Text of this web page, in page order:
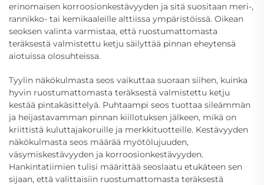
erinomaisen korroosionkestävyyden ja sitä suositaan meri-,
rannikko- tai kemikaaleille alttiissa ympäristöissä. Oikean
seoksen valinta varmistaa, että ruostumattomasta
teräksestä valmistettu ketju säilyttää pinnan eheytensä
aiotuissa olosuhteissa.
Tyylin näkökulmasta seos vaikuttaa suoraan siihen, kuinka
hyvin ruostumattomasta teräksestä valmistettu ketju
kestää pintakäsittelyä. Puhtaampi seos tuottaa sileämmän
ja heijastavamman pinnan kiillotuksen jälkeen, mikä on
kriittistä kuluttajakoruille ja merkkituotteille. Kestävyyden
näkökulmasta seos määrää myötölujuuden,
väsymiskestävyyden ja korroosionkestävyyden.
Hankintatiimien tulisi määrittää seoslaatu etukäteen sen
sijaan, että valittaisiin ruostumattomasta teräksestä